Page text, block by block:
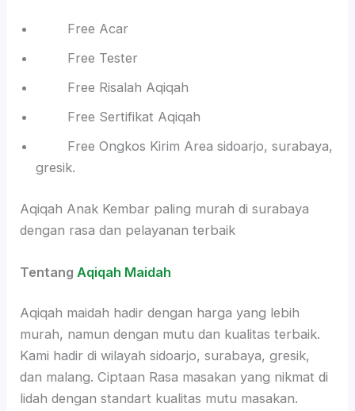
Free Acar
Free Tester
Free Risalah Aqiqah
Free Sertifikat Aqiqah
Free Ongkos Kirim Area sidoarjo, surabaya,
gresik.
Aqiqah Anak Kembar paling murah di surabaya
dengan rasa dan pelayanan terbaik
Tentang Aqiqah Maidah
Aqiqah maidah hadir dengan harga yang lebih
murah, namun dengan mutu dan kualitas terbaik.
Kami hadir di wilayah sidoarjo, surabaya, gresik,
dan malang. Ciptaan Rasa masakan yang nikmat di
lidah dengan standart kualitas mutu masakan.